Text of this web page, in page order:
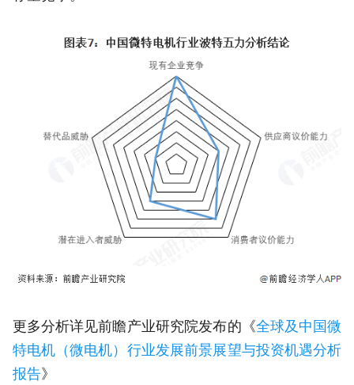
更多分析详见前瞻产业研究院发布的《全球及中国微
特电机（微电机）行业发展前景展望与投资机遇分析
报告》